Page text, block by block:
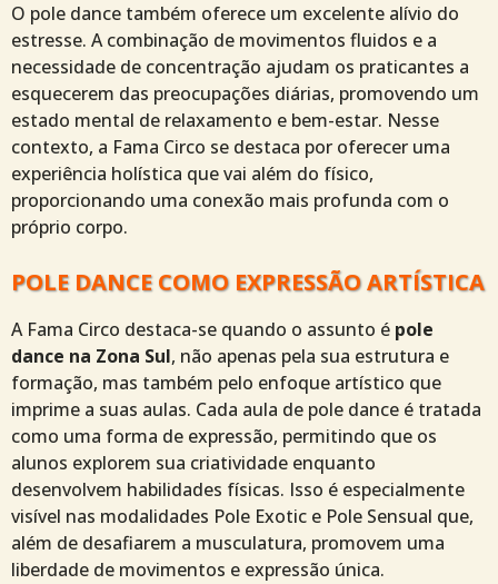
O pole dance também oferece um excelente alívio do
estresse. A combinação de movimentos fluidos e a
necessidade de concentração ajudam os praticantes a
esquecerem das preocupações diárias, promovendo um
estado mental de relaxamento e bem-estar. Nesse
contexto, a Fama Circo se destaca por oferecer uma
experiência holística que vai além do físico,
proporcionando uma conexão mais profunda com o
próprio corpo.
POLE DANCE COMO EXPRESSÃO ARTÍSTICA
A Fama Circo destaca-se quando o assunto é pole
dance na Zona Sul, não apenas pela sua estrutura e
formação, mas também pelo enfoque artístico que
imprime a suas aulas. Cada aula de pole dance é tratada
como uma forma de expressão, permitindo que os
alunos explorem sua criatividade enquanto
desenvolvem habilidades físicas. Isso é especialmente
visível nas modalidades Pole Exotic e Pole Sensual que,
além de desafiarem a musculatura, promovem uma
liberdade de movimentos e expressão única.